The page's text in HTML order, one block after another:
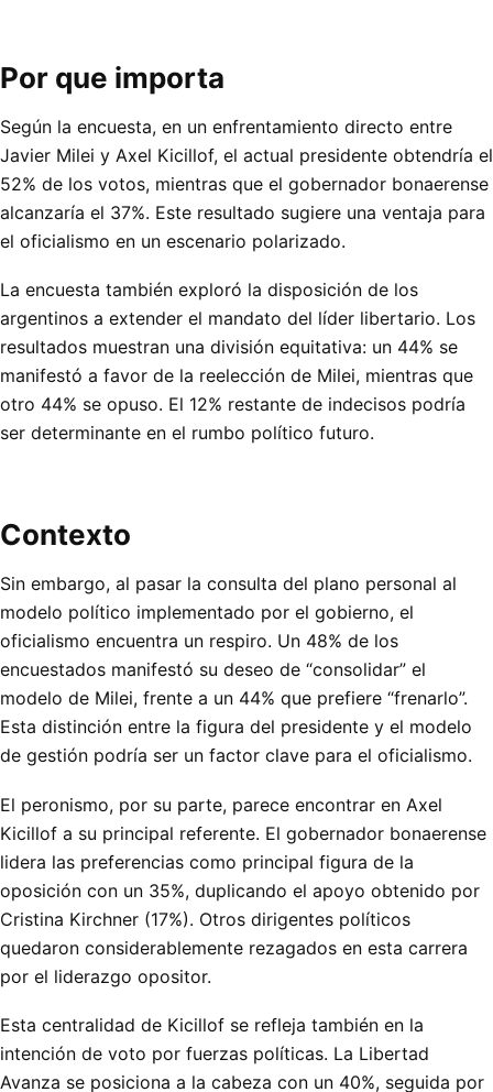
Por que importa
Según la encuesta, en un enfrentamiento directo entre
Javier Milei y Axel Kicillof, el actual presidente obtendría el
52% de los votos, mientras que el gobernador bonaerense
alcanzaría el 37%. Este resultado sugiere una ventaja para
el oficialismo en un escenario polarizado.
La encuesta también exploró la disposición de los
argentinos a extender el mandato del líder libertario. Los
resultados muestran una división equitativa: un 44% se
manifestó a favor de la reelección de Milei, mientras que
otro 44% se opuso. El 12% restante de indecisos podría
ser determinante en el rumbo político futuro.
Contexto
Sin embargo, al pasar la consulta del plano personal al
modelo político implementado por el gobierno, el
oficialismo encuentra un respiro. Un 48% de los
encuestados manifestó su deseo de “consolidar” el
modelo de Milei, frente a un 44% que prefiere “frenarlo”.
Esta distinción entre la figura del presidente y el modelo
de gestión podría ser un factor clave para el oficialismo.
El peronismo, por su parte, parece encontrar en Axel
Kicillof a su principal referente. El gobernador bonaerense
lidera las preferencias como principal figura de la
oposición con un 35%, duplicando el apoyo obtenido por
Cristina Kirchner (17%). Otros dirigentes políticos
quedaron considerablemente rezagados en esta carrera
por el liderazgo opositor.
Esta centralidad de Kicillof se refleja también en la
intención de voto por fuerzas políticas. La Libertad
Avanza se posiciona a la cabeza con un 40%, seguida por